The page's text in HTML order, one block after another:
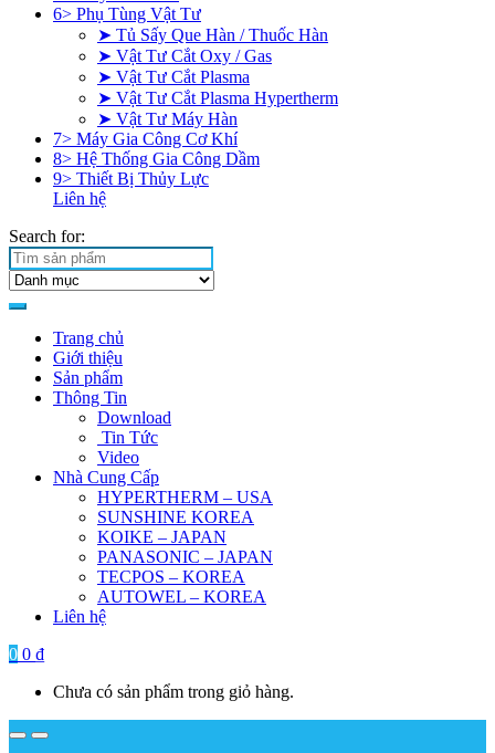
6> Phụ Tùng Vật Tư
➤ Tủ Sấy Que Hàn / Thuốc Hàn
➤ Vật Tư Cắt Oxy / Gas
➤ Vật Tư Cắt Plasma
➤ Vật Tư Cắt Plasma Hypertherm
➤ Vật Tư Máy Hàn
7> Máy Gia Công Cơ Khí
8> Hệ Thống Gia Công Dầm
9> Thiết Bị Thủy Lực
Liên hệ
Search for:
Trang chủ
Giới thiệu
Sản phẩm
Thông Tin
Download
Tin Tức
Video
Nhà Cung Cấp
HYPERTHERM – USA
SUNSHINE KOREA
KOIKE – JAPAN
PANASONIC – JAPAN
TECPOS – KOREA
AUTOWEL – KOREA
Liên hệ
0 0 ₫
Chưa có sản phẩm trong giỏ hàng.